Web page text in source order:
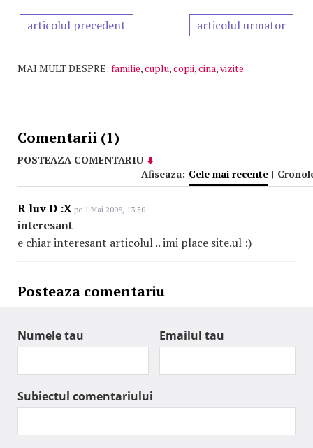
articolul precedent articolul urmator
MAI MULT DESPRE: familie,cuplu,copii,cina,vizite
Comentarii (1)
POSTEAZA COMENTARIU
Afiseaza: Cele mai recente |
R luv D :X pe 1 Mai 2008, 13:50
interesant
e chiar interesant articolul .. imi place site.ul :)
Posteaza comentariu
Numele tau Emailul tau
Subiectul comentariului